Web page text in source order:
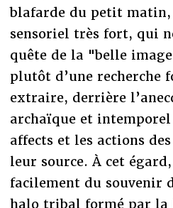
blafarde du petit matin,
sensoriel très fort, qui
quête de la "belle
plutôt d’une recherche
extraire, derrière
archaïque et
affects et les actions
leur source. À cet
facilement du souvenir
halo tribal formé par la